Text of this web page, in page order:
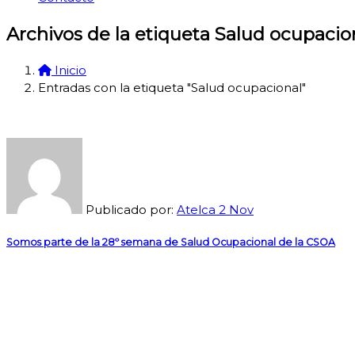
Archivos de la etiqueta Salud
Inicio
Entradas con la etiqueta "Salud ocupacional"
Publicado por: Atelca 2 Nov
Somos parte de la 28º semana de Salud Ocupacional de la CSOA